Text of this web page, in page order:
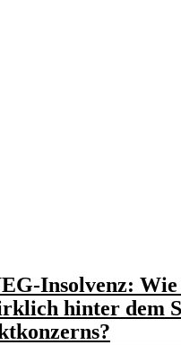
Insolvenz:
hinter dem